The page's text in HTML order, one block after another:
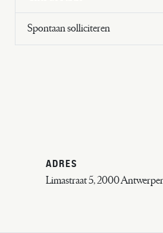
Spontaan solliciteren
ADRES
Limastraat 5, 2000